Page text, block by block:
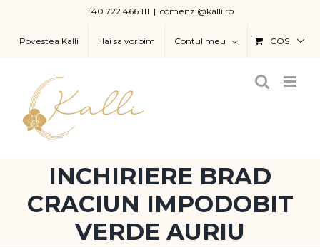
content
+40 722 466 111 | comenzi@kalli.ro
Povestea Kalli Hai sa vorbim Contul meu COS
INCHIRIERE BRAD
CRACIUN IMPODOBIT
VERDE AURIU